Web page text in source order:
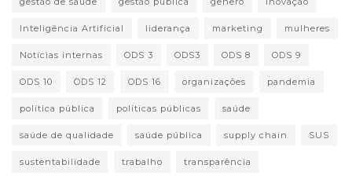
Inteligência Artificial liderança marketing mulheres
Notícias internas ODS 3 ODS3 ODS 8 ODS 9
ODS 10 ODS 12 ODS 16 organizações pandemia
política pública políticas públicas saúde
saúde de qualidade saúde pública supply chain SUS
sustentabilidade trabalho transparência